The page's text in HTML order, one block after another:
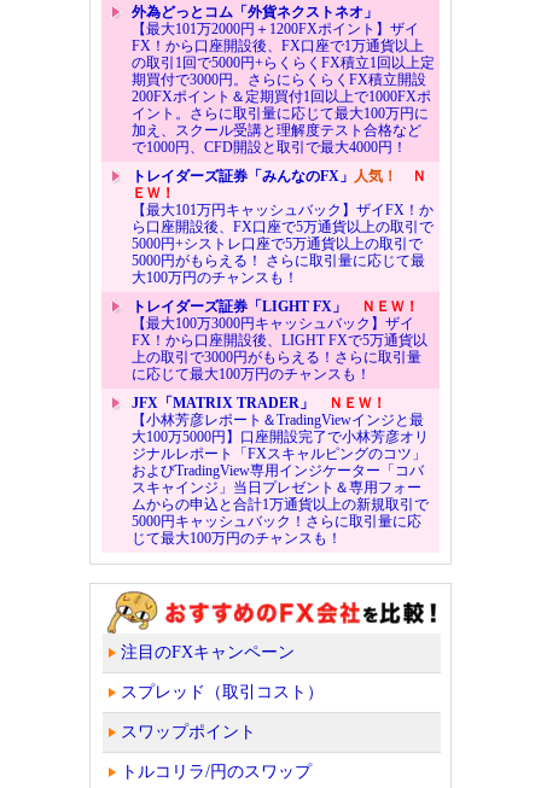
外為どっとコム「外貨ネクストネオ」
【最大101万2000円＋1200FXポイント】ザイ
FX！から口座開設後、FX口座で1万通貨以上
の取引1回で5000円+らくらくFX積立1回以上定
期買付で3000円。さらにらくらくFX積立開設
200FXポイント＆定期買付1回以上で1000FXポ
イント。さらに取引量に応じて最大100万円に
加え、スクール受講と理解度テスト合格など
で1000円、CFD開設と取引で最大4000円！
トレイダーズ証券「みんなのFX」 人気！
Ｎ
ＥＷ！
【最大101万円キャッシュバック】ザイFX！か
ら口座開設後、FX口座で5万通貨以上の取引で
5000円+シストレ口座で5万通貨以上の取引で
5000円がもらえる！ さらに取引量に応じて最
大100万円のチャンスも！
トレイダーズ証券「LIGHT FX」
ＮＥＷ！
【最大100万3000円キャッシュバック】ザイ
FX！から口座開設後、LIGHT FXで5万通貨以
上の取引で3000円がもらえる！さらに取引量
に応じて最大100万円のチャンスも！
JFX「MATRIX TRADER」
ＮＥＷ！
【小林芳彦レポート＆TradingViewインジと最
大100万5000円】口座開設完了で小林芳彦オリ
ジナルレポート「FXスキャルピングのコツ」
およびTradingView専用インジケーター「コバ
スキャインジ」当日プレゼント＆専用フォー
ムからの申込と合計1万通貨以上の新規取引で
5000円キャッシュバック！さらに取引量に応
じて最大100万円のチャンスも！
注目のFXキャンペーン
スプレッド（取引コスト）
スワップポイント
トルコリラ/円のスワップ